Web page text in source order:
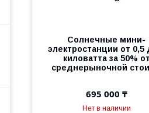
Солнечные мини-
электростанции от 0,5
киловатта за 50% от
среднерыночной
695 000 ₸
Нет в наличии